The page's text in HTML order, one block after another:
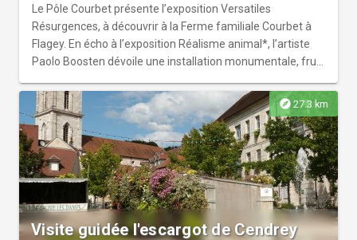
Vélo.... sur un vélo de 15 personnes partez à la découverte
de notre ferme ! Et si le cœur vous en dit, vous pouvez
même profiter de nos services de restauration et
d'hébergement pour prolonger le plaisir !
Le Pôle Courbet présente l’exposition Versatiles
Résurgences, à découvrir à la Ferme familiale Courbet à
Flagey. En écho à l’exposition Réalisme animal*, l’artiste
Paolo Boosten dévoile une installation monumentale, fruit
sa résidence de création au sein du Pôle Courbet. Entrée
gratuite. © Paolo Boosten, ADAGP, Paris, 2026
explore 27.3 km
Visite guidée l'escargot de Cendrey